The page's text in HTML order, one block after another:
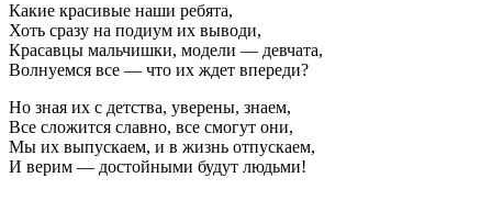
Какие красивые наши ребята,
Хоть сразу на подиум их выводи,
Красавцы мальчишки, модели — девчата,
Волнуемся все — что их ждет впереди?
Но зная их с детства, уверены, знаем,
Все сложится славно, все смогут они,
Мы их выпускаем, и в жизнь отпускаем,
И верим — достойными будут людьми!